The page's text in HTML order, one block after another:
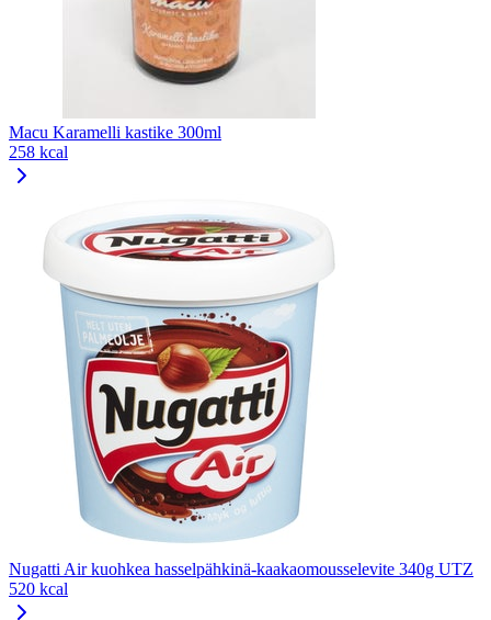
Macu Karamelli kastike 300ml
258 kcal
Nugatti Air kuohkea hasselpähkinä-kaakaomousselevite 340g UTZ
520 kcal